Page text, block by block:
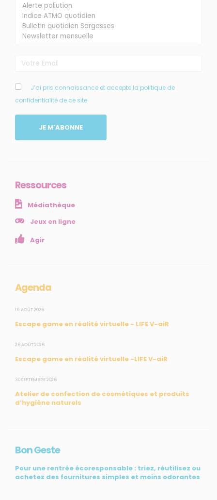
J’ai pris connaissance et accepte la politique de
confidentialité de ce site
JE M'ABONNE
Ressources
Médiathèque
Jeux en ligne
Agir
Agenda
19 AOÛT 2026
Escape game en réalité virtuelle - LIFE V-aiR
26 AOÛT 2026
Escape game en réalité virtuelle -LIFE V-aiR
30 SEPTEMBRE 2026
Atelier de confection de cosmétiques et produits
d’hygiène naturels
Bon Geste
Pour une rentrée écoresponsable : triez, réutilisez ou
achetez des fournitures simples et moins odorantes
MENU
NOS SERVICES
Presse
Collectivités
Mesures réglementaires
SUIVEZ-NOUS
CONTACT
Mail : info@madininair.fr